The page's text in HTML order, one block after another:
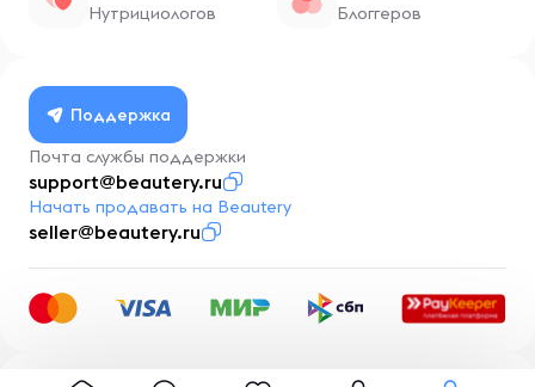
Нутрициологов Блоггеров
Поддержка
Почта службы поддержки
support@beautery.ru
Начать продавать на Beautery
seller@beautery.ru